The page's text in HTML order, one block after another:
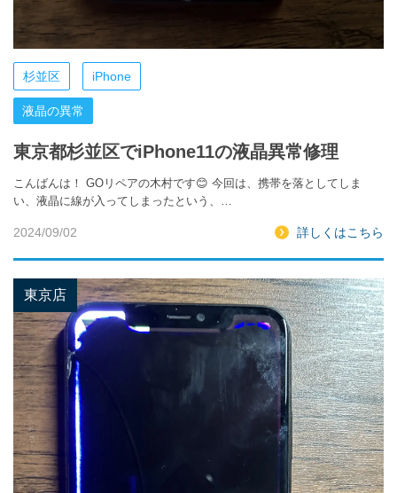
杉並区 iPhone
液晶の異常
東京都杉並区でiPhone11の液晶異常修理
こんばんは！ GOリペアの木村です😊 今回は、携帯を落としてしま
い、液晶に線が入ってしまったという、…
2024/09/02 詳しくはこちら
東京店